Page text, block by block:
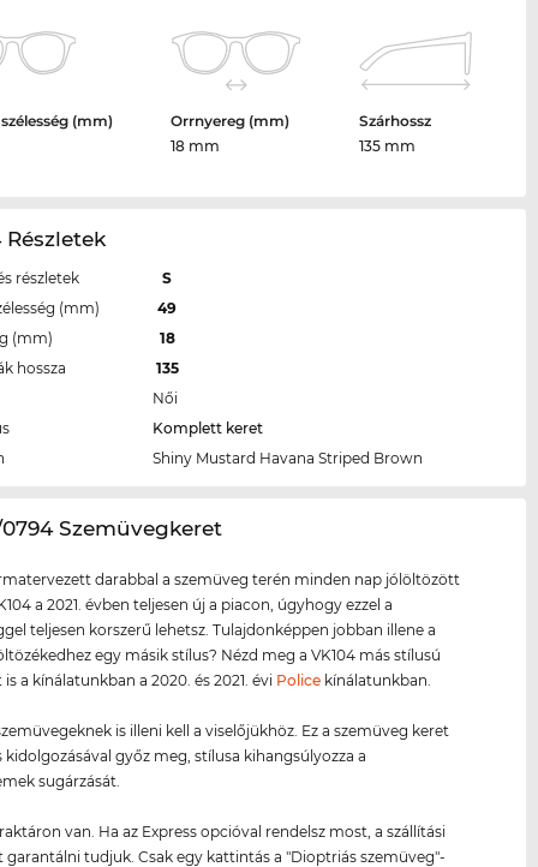
(mm)
Orrnyereg (mm)
18 mm
Szárhossz
135 mm
Részletek
részletek
S
(mm)
49
(mm)
18
hossza
135
Női
Komplett keret
Shiny Mustard Havana Striped Brown
0794 Szemüvegkeret
darabbal a szemüveg terén minden nap jólöltözött
a 2021. évben teljesen új a piacon, úgyhogy ezzel a
teljesen korszerű lehetsz. Tulajdonképpen jobban illene a
egy másik stílus? Nézd meg a VK104 más stílusú
a kínálatunkban a 2020. és 2021. évi Police kínálatunkban.
is illeni kell a viselőjükhöz. Ez a szemüveg keret
kidolgozásával győz meg, stílusa kihangsúlyozza a
sugárzását.
van. Ha az Express opcióval rendelsz most, a szállítási
tudjuk. Csak egy kattintás a "Dioptriás szemüveg"-